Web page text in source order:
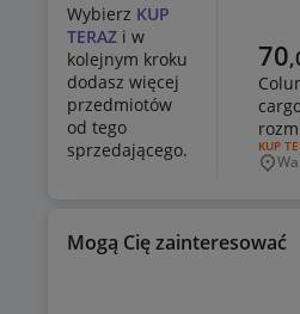
Wybierz KUP
TERAZ i w
kolejnym kroku
dodasz więcej
przedmiotów
od tego
sprzedającego.
70,
KUP
Mogą Cię zainteresować